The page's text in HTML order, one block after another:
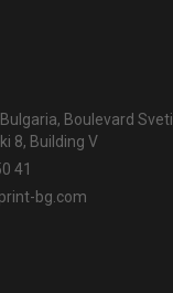
Boulevard Sveti
8, Building V
41
bg.com